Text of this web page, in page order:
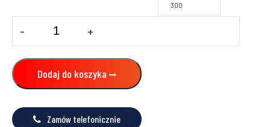
300
Kocioł
gazowy
WOLF
MGK-
2
gaz
- +
Dodaj do koszyka
Zamów telefonicznie